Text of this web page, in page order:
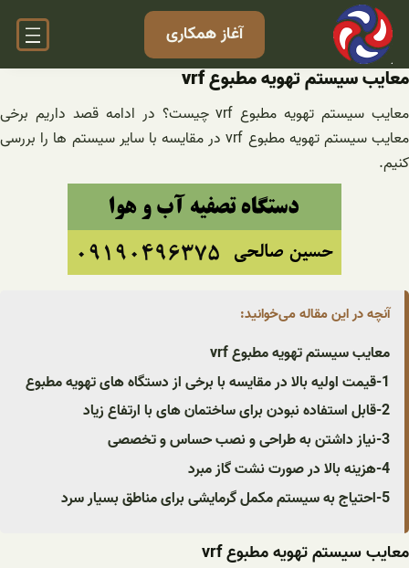
رفتن
محتوا
آغاز همکاری
معایب سیستم تهویه مطبوع vrf
معایب سیستم تهویه مطبوع vrf چیست؟ در ادامه قصد داریم برخی
معایب سیستم تهویه مطبوع vrf در مقایسه با سایر سیستم ها را بررسی
کنیم.
آنچه در این مقاله می‌خوانید:
معایب سیستم تهویه مطبوع vrf
1-قیمت اولیه بالا در مقایسه با برخی از دستگاه های تهویه مطبوع
2-قابل استفاده نبودن برای ساختمان های با ارتفاع زیاد
3-نیاز داشتن به طراحی و نصب حساس و تخصصی
4-هزینه بالا در صورت نشت گاز مبرد
5-احتیاج به سیستم مکمل گرمایشی برای مناطق بسیار سرد
معایب سیستم تهویه مطبوع vrf